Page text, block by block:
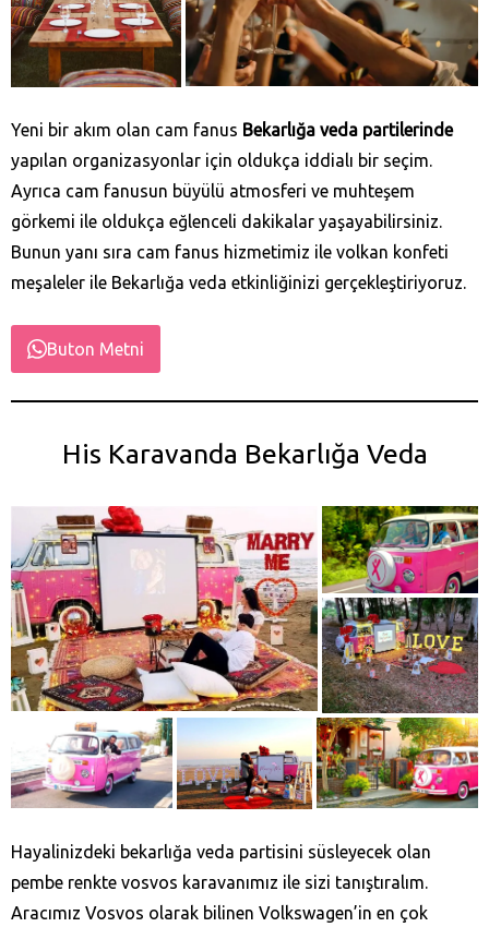
Yeni bir akım olan cam fanus Bekarlığa veda partilerinde
yapılan organizasyonlar için oldukça iddialı bir seçim.
Ayrıca cam fanusun büyülü atmosferi ve muhteşem
görkemi ile oldukça eğlenceli dakikalar yaşayabilirsiniz.
Bunun yanı sıra cam fanus hizmetimiz ile volkan konfeti
meşaleler ile Bekarlığa veda etkinliğinizi gerçekleştiriyoruz.
Buton Metni
His Karavanda Bekarlığa Veda
Hayalinizdeki bekarlığa veda partisini süsleyecek olan
pembe renkte vosvos karavanımız ile sizi tanıştıralım.
Aracımız Vosvos olarak bilinen Volkswagen’in en çok